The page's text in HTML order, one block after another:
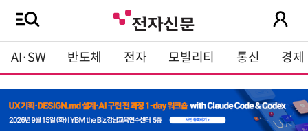
AI·SW 반도체 전자 모빌리티 통신 경제